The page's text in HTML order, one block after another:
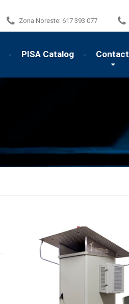
Zona Noreste: 617 393 077
PISA Catalog Contact